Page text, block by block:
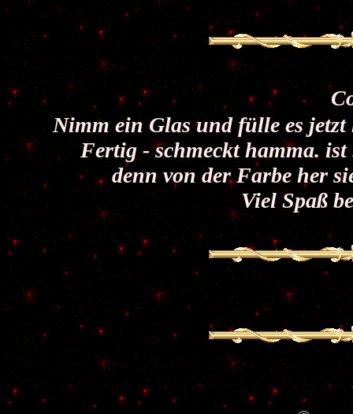
Nimm ein Glas und fülle es
Fertig - schmeckt hamma.
denn von der Farbe her
Viel Spaß